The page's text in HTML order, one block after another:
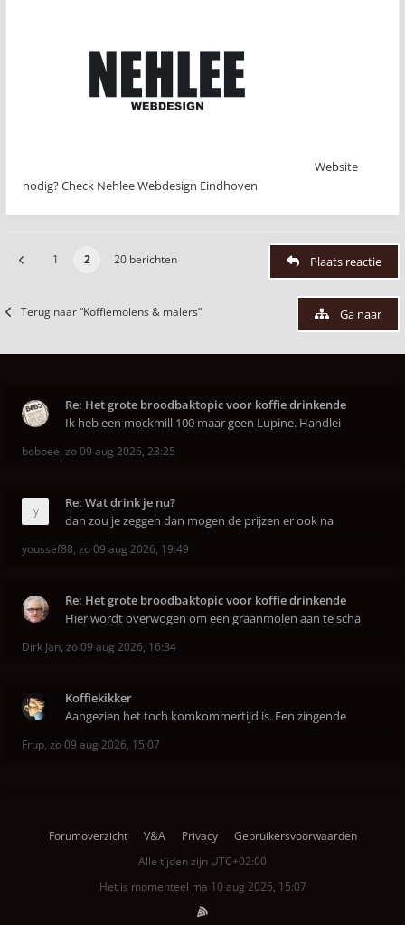
Website
nodig? Check Nehlee Webdesign Eindhoven
1 2 20 berichten Plaats reactie
Terug naar “Koffiemolens & malers” Ga naar
Re: Het grote broodbaktopic voor koffie drinkende
Ik heb een mockmill 100 maar geen Lupine. Handlei
bobbee, zo 09 aug 2026, 23:25
Re: Wat drink je nu?
dan zou je zeggen dan mogen de prijzen er ook na
youssef88, zo 09 aug 2026, 19:49
Re: Het grote broodbaktopic voor koffie drinkende
Hier wordt overwogen om een graanmolen aan te scha
Dirk Jan, zo 09 aug 2026, 16:34
Koffiekikker
Aangezien het toch komkommertijd is. Een zingende
Frup, zo 09 aug 2026, 15:07
Forumoverzicht V&A Privacy
Gebruikersvoorwaarden
Alle tijden zijn UTC+02:00
Het is momenteel ma 10 aug 2026, 15:07